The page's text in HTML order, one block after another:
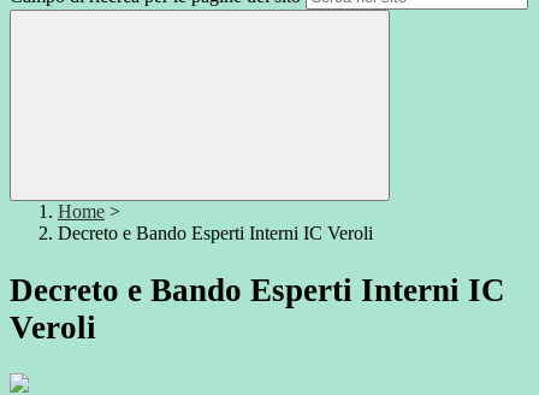
Home >
Decreto e Bando Esperti Interni IC Veroli
Decreto e Bando Esperti Interni IC
Veroli